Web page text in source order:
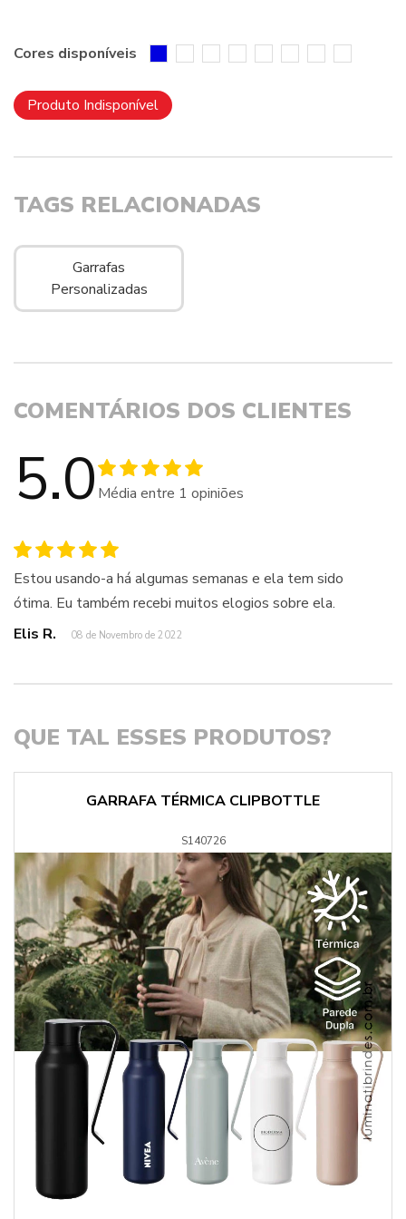
Cores disponíveis
Produto Indisponível
TAGS RELACIONADAS
Garrafas
Personalizadas
COMENTÁRIOS DOS CLIENTES
5.0 Média entre 1 opiniões
Estou usando-a há algumas semanas e ela tem sido
ótima. Eu também recebi muitos elogios sobre ela.
Elis R.
08 de Novembro de 2022
QUE TAL ESSES PRODUTOS?
GARRAFA TÉRMICA CLIPBOTTLE
S140726